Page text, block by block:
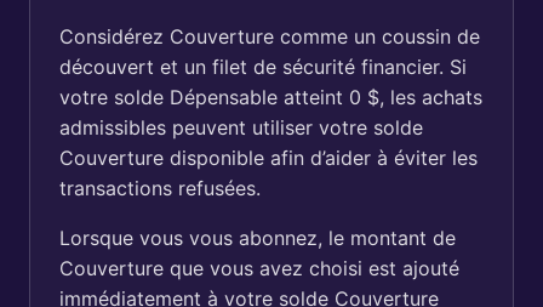
Considérez Couverture comme un coussin de
découvert et un filet de sécurité financier. Si
votre solde Dépensable atteint 0 $, les achats
admissibles peuvent utiliser votre solde
Couverture disponible afin d’aider à éviter les
transactions refusées.
Lorsque vous vous abonnez, le montant de
Couverture que vous avez choisi est ajouté
immédiatement à votre solde Couverture